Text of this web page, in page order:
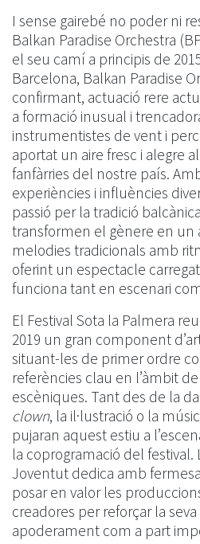
I sense gairebé no poder ni
Balkan Paradise Orchestra
el seu camí a principis de
Barcelona, Balkan Paradise
confirmant, actuació rere
a formació inusual i
instrumentistes de vent i
aportat un aire fresc i alegre
fanfàrries del nostre país.
experiències i influències
passió per la tradició
transformen el gènere en un
melodies tradicionals amb
oferint un espectacle
funciona tant en escenari
El Festival Sota la Palmera
2019 un gran component
situant-les de primer ordre
referències clau en l’àmbit
escèniques. Tant des de la
clown, la il·lustració o la
pujaran aquest estiu a
la coprogramació del festival.
Joventut dedica amb
posar en valor les
creadores per reforçar la
apoderament com a part